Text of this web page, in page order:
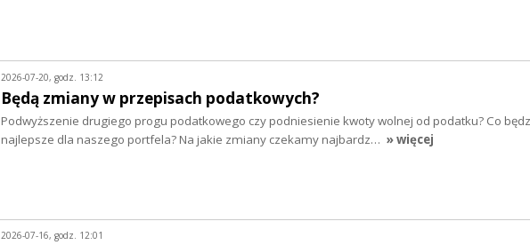
2026-07-20, godz. 13:12
Będą zmiany w przepisach podatkowych?
Podwyższenie drugiego progu podatkowego czy podniesienie kwoty wolnej od podatku? Co
najlepsze dla naszego portfela? Na jakie zmiany czekamy najbardz… » więcej
2026-07-16, godz. 12:01